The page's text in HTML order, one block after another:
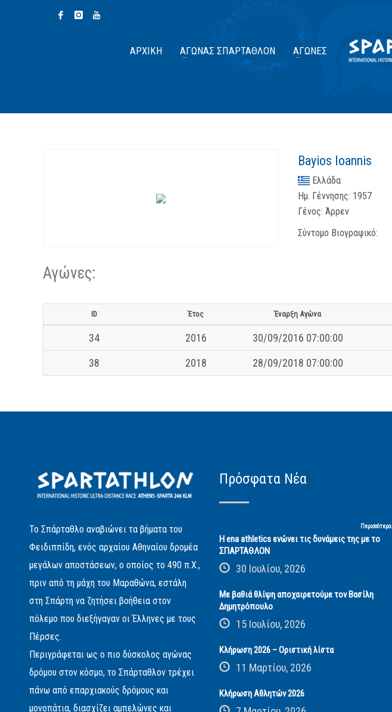
ΑΡΧΙΚΉ ΑΓΏΝΑΣ ΣΠΆΡΤΑΘΛΟΝ ΑΓΏΝΕΣ
Bayios Ioannis
Ελλάδα
Ημ. Γέννησης: 1957
Γένος: Άρρεν
Σύντομο Βιογραφικό:
Αγώνες:
ID Έτος Έναρξη Αγώνα
34 2016 30/09/2016 07:00:00
38
2018 28/09/2018 07:00:00
Το Σπάρταθλο αναβιώνει τα βήματα του
Φειδιππίδη, ενός αρχαίου Αθηναίου δρομέα
μεγάλων αποστάσεων, ο οποίος το 490 π.Χ.,
πριν από τη μάχη του Μαραθώνα, εστάλη
στη Σπάρτη να ζητήσει βοήθεια στον
πόλεμο που διεξήγαγαν οι Έλληνες με τους
Πέρσες.
Περιγράφεται ως ο πιο δύσκολος αγώνας
δρόμου στον κόσμο, το Σπάρταθλον τρέχει
πάνω από επαρχιακούς δρόμους και
μονοπάτια, διασχίζει αμπελώνες και
Πρόσφατα Νέα
Περισσότερα
Η ena athletics ενώνει τις δυνάμεις της με το
ΣΠΑΡΤΑΘΛΟΝ
30 Ιουλίου, 2026
Με βαθιά θλίψη αποχαιρετούμε τον Βασίλη
Δημητρόπουλο
15 Ιουλίου, 2026
Κλήρωση 2026 – Οριστική λίστα
11 Μαρτίου, 2026
Κλήρωση Αθλητών 2026